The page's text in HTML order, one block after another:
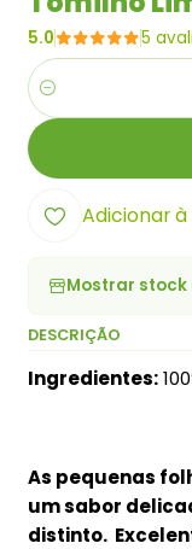
5.0 5
Quantidade
Adicionar
Mostrar
DESCRIÇÃO
Ingredientes:
As pequenas
um sabor
distinto.